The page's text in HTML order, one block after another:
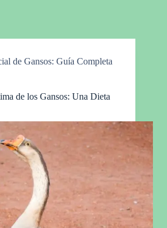
de Gansos: Guía Completa
de los Gansos: Una Dieta